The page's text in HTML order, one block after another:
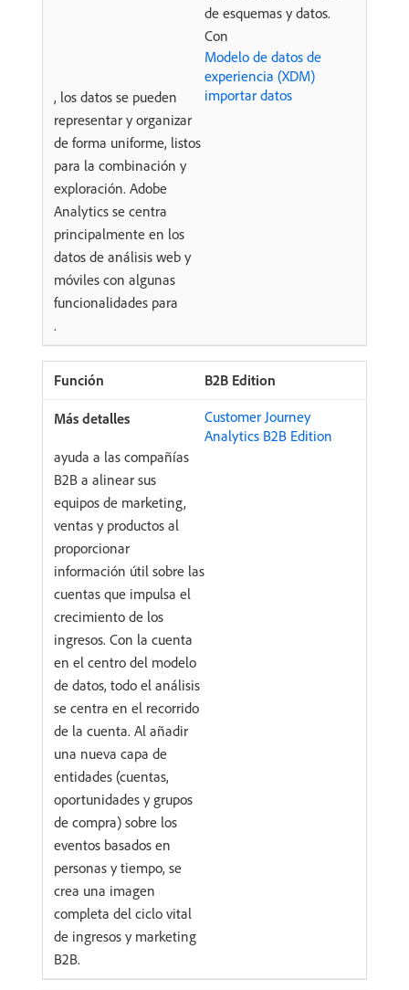
de esquemas y datos.
Con
Modelo de datos de
experiencia (XDM)
, los datos se pueden
representar y organizar
de forma uniforme, listos
para la combinación y
exploración. Adobe
Analytics se centra
principalmente en los
datos de análisis web y
móviles con algunas
funcionalidades para
importar datos
.
B2B Edition
Customer Journey
Analytics B2B Edition
ayuda a las compañías
B2B a alinear sus
equipos de marketing,
ventas y productos al
proporcionar
información útil sobre las
cuentas que impulsa el
crecimiento de los
ingresos. Con la cuenta
en el centro del modelo
de datos, todo el análisis
se centra en el recorrido
de la cuenta. Al añadir
una nueva capa de
entidades (cuentas,
oportunidades y grupos
de compra) sobre los
eventos basados en
personas y tiempo, se
crea una imagen
completa del ciclo vital
de ingresos y marketing
B2B.